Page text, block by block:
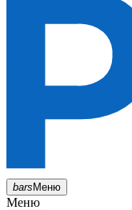
barsМеню
Меню